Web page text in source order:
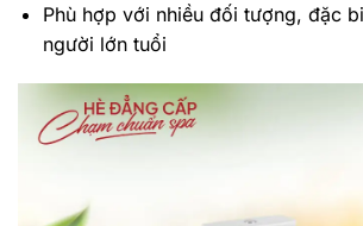
Phù hợp với nhiều đối tượng, đặc
người lớn tuổi